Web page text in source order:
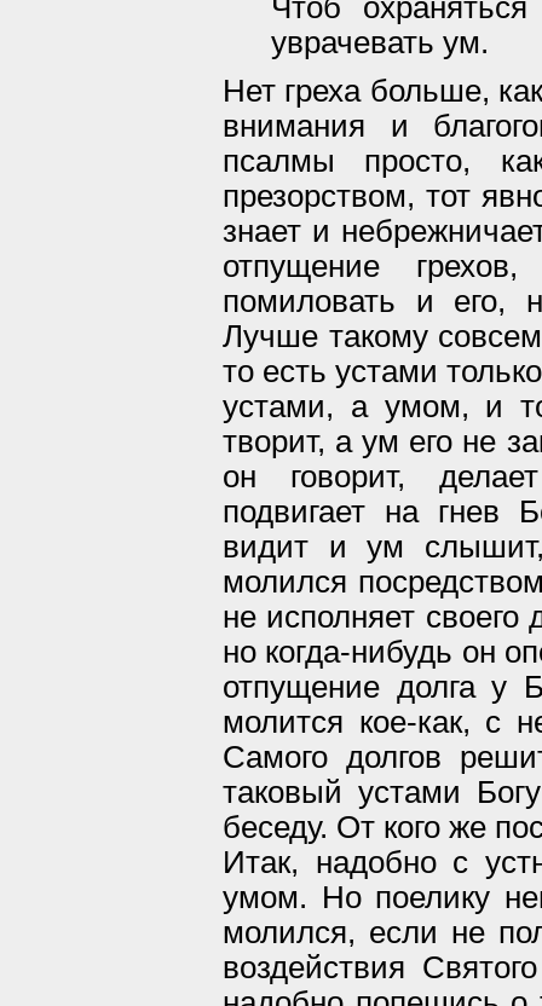
Чтоб
уврачевать ум.
Нет греха больше,
внимания и
псалмы просто,
презорством, тот
знает и
отпущение
помиловать и его,
Лучше такому
то есть устами
устами, а умом, и
творит, а ум его не
он говорит,
подвигает на гнев
видит и ум
молился
не исполняет своего
но когда-нибудь он
отпущение долга у
молится кое-как, с
Самого долгов
таковый устами
беседу. От кого же
Итак, надобно с
умом. Но поелику
молился, если не
воздействия